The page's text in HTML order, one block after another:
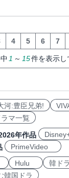
1 ～ 15件を表示し
4 5 6 7
河:豊臣兄弟!
マ一覧
年作品
PrimeVideo
Hulu
韓ド
韓国ドラ